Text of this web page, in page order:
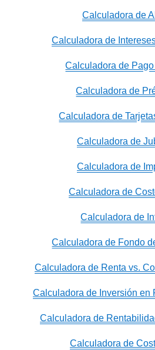
Calculadora de
Calculadora de
Calculadora de
Calculadora de
Calculadora de
Calculadora de
Calculadora de
Calculadora de
Calculadora de
Calculadora de Fondo
Calculadora de Renta vs.
Calculadora de Inversión en
Calculadora de
Calculadora de